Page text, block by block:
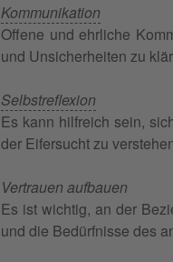
Kommunikation
Offene und ehrliche
und Unsicherheiten zu
Selbstreflexion
Es kann hilfreich sein,
der Eifersucht zu
Vertrauen aufbauen
Es ist wichtig, an der
und die Bedürfnisse des